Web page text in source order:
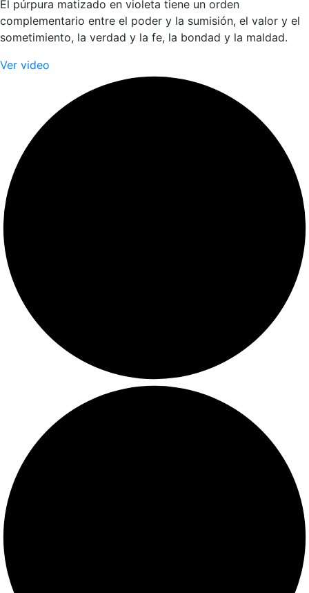
El púrpura matizado en violeta tiene un orden
complementario entre el poder y la sumisión, el valor y el
sometimiento, la verdad y la fe, la bondad y la maldad.
Ver video